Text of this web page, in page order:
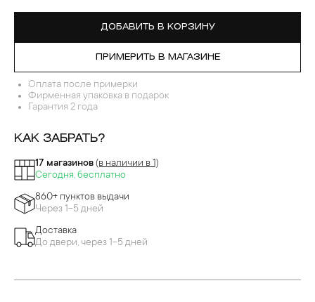
ДОБАВИТЬ В КОРЗИНУ
ПРИМЕРИТЬ В МАГАЗИНЕ
Оплата после примерки
Фирменная упаковка в подарок
Гарантия 2 года
КАК ЗАБРАТЬ?
17 магазинов (в наличии в 1)
Сегодня, бесплатно
860+ пунктов выдачи
Через 1-5 дней
Доставка
До двери, через 1-5 дней